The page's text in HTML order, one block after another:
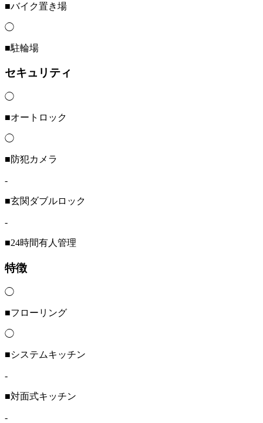
■バイク置き場
◯
■駐輪場
セキュリティ
◯
■オートロック
◯
■防犯カメラ
-
■玄関ダブルロック
-
■24時間有人管理
特徴
◯
■フローリング
◯
■システムキッチン
-
■対面式キッチン
-